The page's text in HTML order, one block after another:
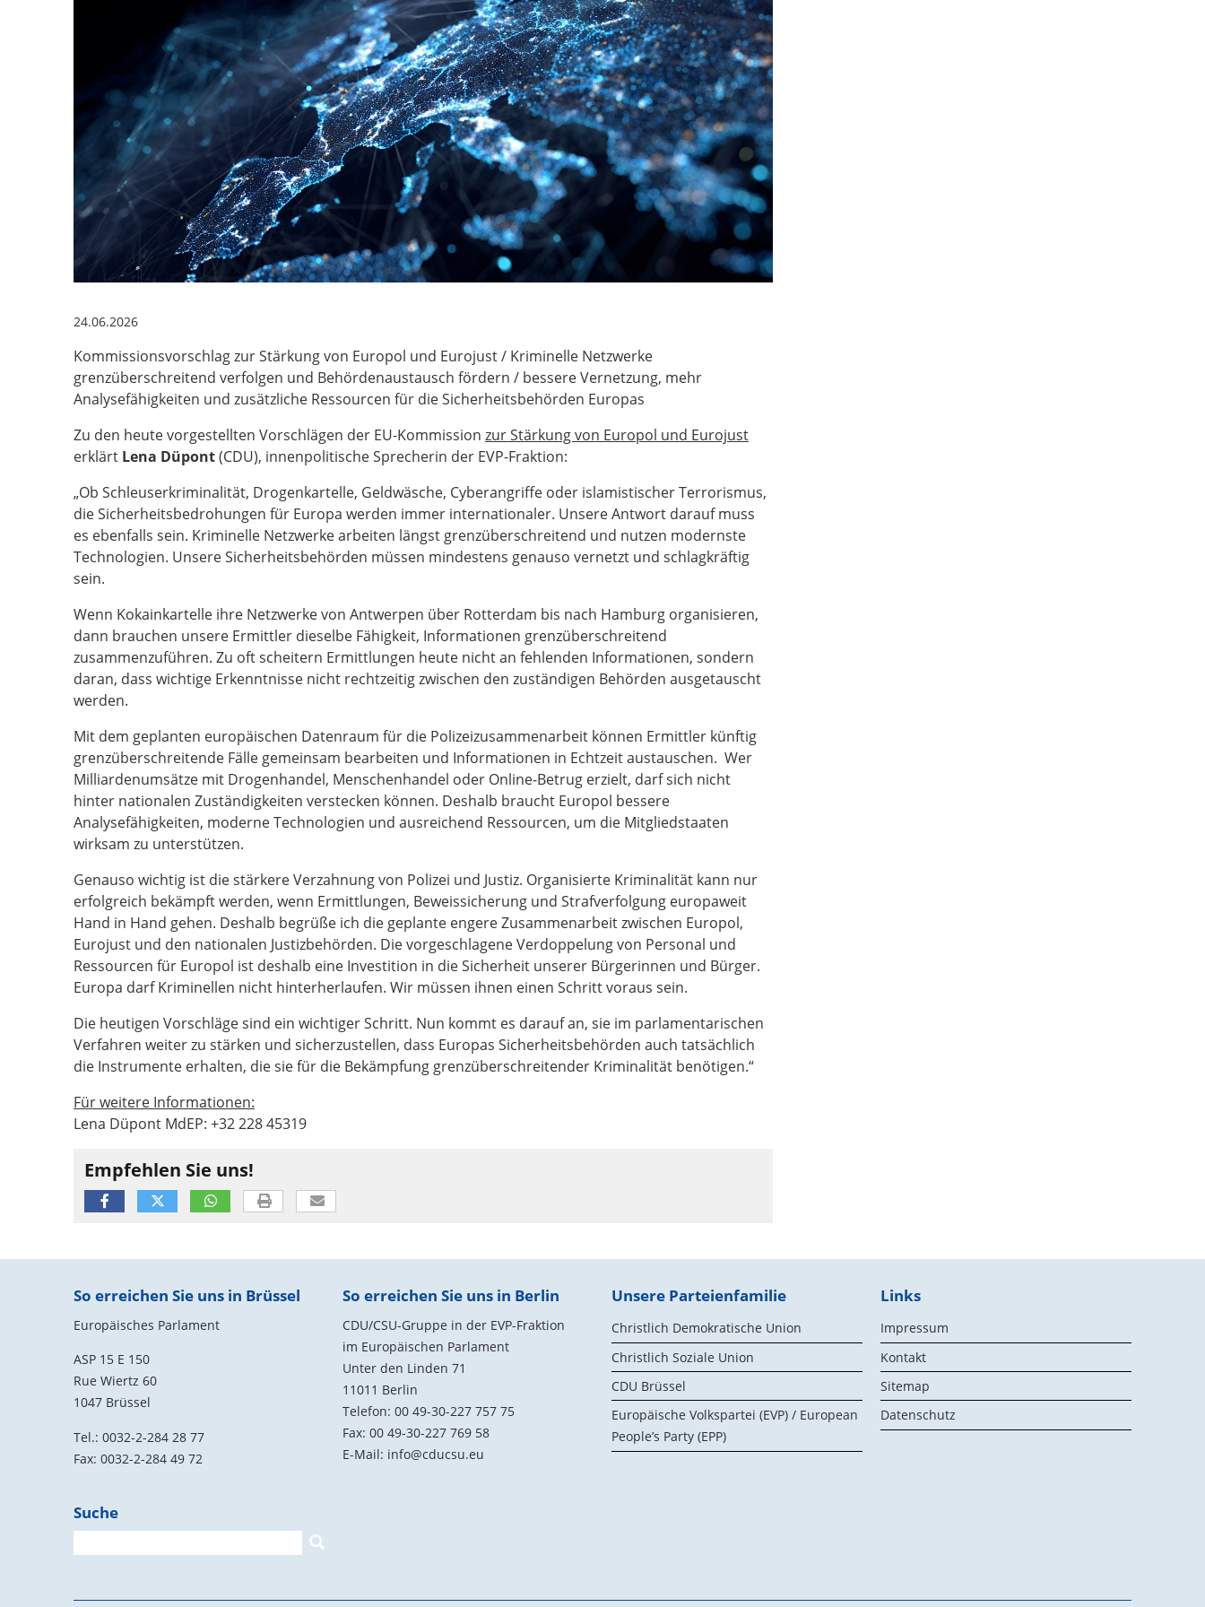
24.06.2026
Kommissionsvorschlag zur Stärkung von Europol und Eurojust / Kriminelle Netzwerke
grenzüberschreitend verfolgen und Behördenaustausch fördern / bessere Vernetzung, mehr
Analysefähigkeiten und zusätzliche Ressourcen für die Sicherheitsbehörden Europas
Zu den heute vorgestellten Vorschlägen der EU-Kommission zur Stärkung von Europol und Eurojust
erklärt Lena Düpont(CDU), innenpolitische Sprecherin der EVP-Fraktion:
„Ob Schleuserkriminalität, Drogenkartelle, Geldwäsche, Cyberangriffe oder islamistischer Terrorismus,
die Sicherheitsbedrohungen für Europa werden immer internationaler. Unsere Antwort darauf muss
es ebenfalls sein. Kriminelle Netzwerke arbeiten längst grenzüberschreitend und nutzen modernste
Technologien. Unsere Sicherheitsbehörden müssen mindestens genauso vernetzt und schlagkräftig
sein.
Wenn Kokainkartelle ihre Netzwerke von Antwerpen über Rotterdam bis nach Hamburg organisieren,
dann brauchen unsere Ermittler dieselbe Fähigkeit, Informationen grenzüberschreitend
zusammenzuführen. Zu oft scheitern Ermittlungen heute nicht an fehlenden Informationen, sondern
daran, dass wichtige Erkenntnisse nicht rechtzeitig zwischen den zuständigen Behörden ausgetauscht
werden.
Mit dem geplanten europäischen Datenraum für die Polizeizusammenarbeit können Ermittler künftig
grenzüberschreitende Fälle gemeinsam bearbeiten und Informationen in Echtzeit austauschen. Wer
Milliardenumsätze mit Drogenhandel, Menschenhandel oder Online-Betrug erzielt, darf sich nicht
hinter nationalen Zuständigkeiten verstecken können. Deshalb braucht Europol bessere
Analysefähigkeiten, moderne Technologien und ausreichend Ressourcen, um die Mitgliedstaaten
wirksam zu unterstützen.
Genauso wichtig ist die stärkere Verzahnung von Polizei und Justiz. Organisierte Kriminalität kann nur
erfolgreich bekämpft werden, wenn Ermittlungen, Beweissicherung und Strafverfolgung europaweit
Hand in Hand gehen. Deshalb begrüße ich die geplante engere Zusammenarbeit zwischen Europol,
Eurojust und den nationalen Justizbehörden. Die vorgeschlagene Verdoppelung von Personal und
Ressourcen für Europol ist deshalb eine Investition in die Sicherheit unserer Bürgerinnen und Bürger.
Europa darf Kriminellen nicht hinterherlaufen. Wir müssen ihnen einen Schritt voraus sein.
Die heutigen Vorschläge sind ein wichtiger Schritt. Nun kommt es darauf an, sie im parlamentarischen
Verfahren weiter zu stärken und sicherzustellen, dass Europas Sicherheitsbehörden auch tatsächlich
die Instrumente erhalten, die sie für die Bekämpfung grenzüberschreitender Kriminalität benötigen.“
Für weitere Informationen:
Lena Düpont MdEP: +32 228 45319
Empfehlen Sie uns!
Fußbereich
So erreichen Sie uns in Brüssel
Europäisches Parlament
ASP 15 E 150
Rue Wiertz 60
1047 Brüssel
Tel.: 0032-2-284 28 77
Fax: 0032-2-284 49 72
So erreichen Sie uns in Berlin
CDU/CSU-Gruppe in der EVP-Fraktion
im Europäischen Parlament
Unter den Linden 71
11011 Berlin
Telefon: 00 49-30-227 757 75
Fax: 00 49-30-227 769 58
E-Mail: info@cducsu.eu
Unsere Parteienfamilie
Christlich Demokratische Union
Christlich Soziale Union
CDU Brüssel
Europäische Volkspartei (EVP) / European
People’s Party (EPP)
Links
Impressum
Kontakt
Sitemap
Datenschutz
Suche